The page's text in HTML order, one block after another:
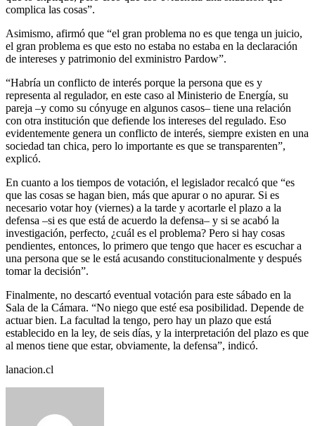
complica las cosas”.
Asimismo, afirmó que “el gran problema no es que tenga un juicio,
el gran problema es que esto no estaba no estaba en la declaración
de intereses y patrimonio del exministro Pardow”.
“Habría un conflicto de interés porque la persona que es y
representa al regulador, en este caso al Ministerio de Energía, su
pareja –y como su cónyuge en algunos casos– tiene una relación
con otra institución que defiende los intereses del regulado. Eso
evidentemente genera un conflicto de interés, siempre existen en una
sociedad tan chica, pero lo importante es que se transparenten”,
explicó.
En cuanto a los tiempos de votación, el legislador recalcó que “es
que las cosas se hagan bien, más que apurar o no apurar. Si es
necesario votar hoy (viernes) a la tarde y acortarle el plazo a la
defensa –si es que está de acuerdo la defensa– y si se acabó la
investigación, perfecto, ¿cuál es el problema? Pero si hay cosas
pendientes, entonces, lo primero que tengo que hacer es escuchar a
una persona que se le está acusando constitucionalmente y después
tomar la decisión”.
Finalmente, no descartó eventual votación para este sábado en la
Sala de la Cámara. “No niego que esté esa posibilidad. Depende de
actuar bien. La facultad la tengo, pero hay un plazo que está
establecido en la ley, de seis días, y la interpretación del plazo es que
al menos tiene que estar, obviamente, la defensa”, indicó.
lanacion.cl